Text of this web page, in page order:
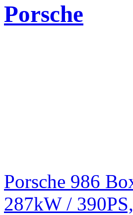
Porsche
Porsche 986
287kW /